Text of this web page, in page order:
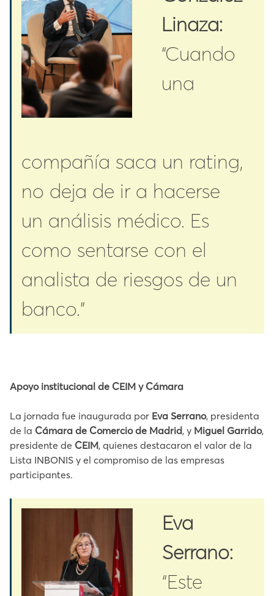
Linaza:
“Cuando
una
compañía saca un rating,
no deja de ir a hacerse
un análisis médico. Es
como sentarse con el
analista de riesgos de un
banco.”
Apoyo institucional de CEIM y Cámara
La jornada fue inaugurada por Eva Serrano, presidenta
de la Cámara de Comercio de Madrid, y Miguel Garrido,
presidente de CEIM, quienes destacaron el valor de la
Lista INBONIS y el compromiso de las empresas
participantes.
Eva
Serrano:
“Este